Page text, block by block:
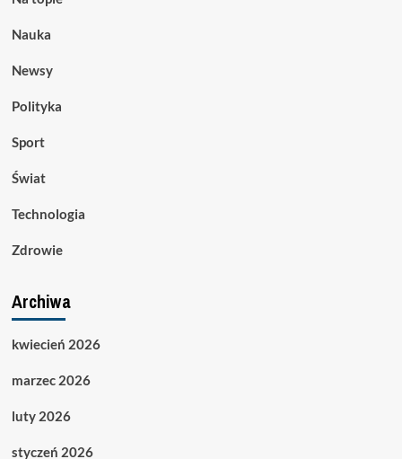
Nauka
Newsy
Polityka
Sport
Świat
Technologia
Zdrowie
Archiwa
kwiecień 2026
marzec 2026
luty 2026
styczeń 2026